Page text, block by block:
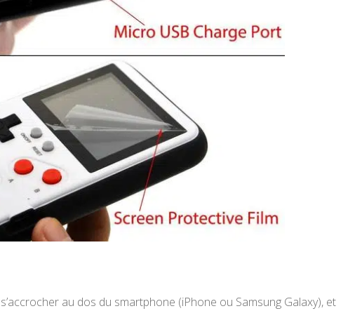
au dos du smartphone (iPhone ou Samsung Galaxy), et